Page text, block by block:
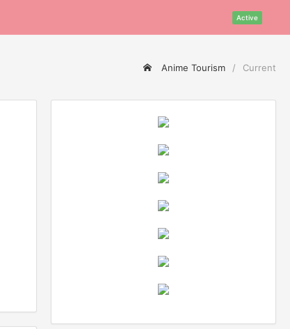
Active
Anime Tourism Current